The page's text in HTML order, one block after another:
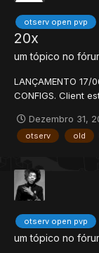
otserv open pvp
20x
um tópico no
LANÇAMENTO 17/
CONFIGS. Client
NÃO RESETAMOS
PRÓPRIAS DO
Dezembro 31,
otserv old
otserv open pvp
um tópico no